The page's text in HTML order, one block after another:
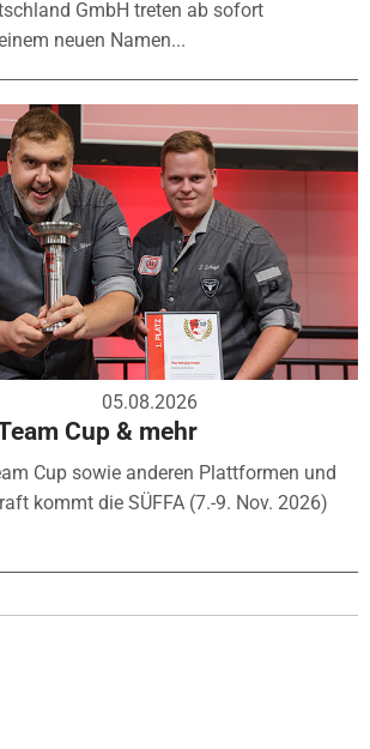
GmbH treten ab sofort
neuen Namen...
05.08.2026
Cup & mehr
Cup sowie anderen Plattformen und
kommt die SÜFFA (7.-9. Nov. 2026)